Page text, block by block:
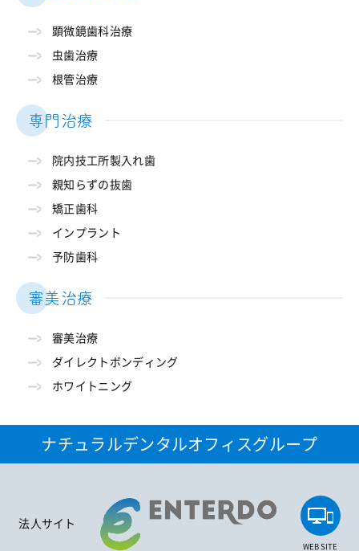
顕微鏡歯科治療
虫歯治療
根管治療
専門治療
院内技工所製入れ歯
親知らずの抜歯
矯正歯科
インプラント
予防歯科
審美治療
審美治療
ダイレクトボンディング
ホワイトニング
ナチュラルデンタルオフィスグループ
法人サイト
WEB SITE